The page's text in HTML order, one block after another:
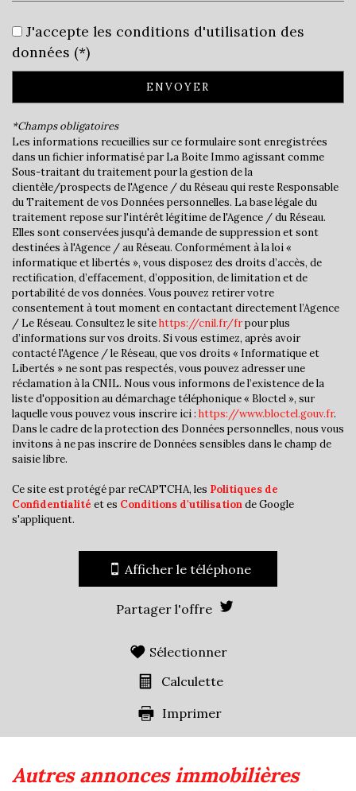
Collège
École maternelle
École primaire
Lycée
Bibliothèque
Bureau de poste
Mairie
Presse et Tabac
statistiques
Nombre d'habitants
2 793
Propriétaires (vs. locataires)
58,53 %
Taxe habitation
17,85 %
Taxe foncière
18,29 %
Habitants de moins de 25 ans
28,68 %
Habitants de plus de 55 ans
36,34 %
Nombre d'enfants par famille
Familles sans enfant
Familles avec 1 ou 2 enfants
Familles avec 3 enfants
J'accepte les conditions d'utilisation des
données (*)
ENVOYER
*Champs obligatoires
Les informations recueillies sur ce formulaire sont enregistrées
dans un fichier informatisé par La Boite Immo agissant comme
Sous-traitant du traitement pour la gestion de la
clientèle/prospects de l'Agence / du Réseau qui reste Responsable
du Traitement de vos Données personnelles. La base légale du
traitement repose sur l'intérêt légitime de l'Agence / du Réseau.
Elles sont conservées jusqu'à demande de suppression et sont
destinées à l'Agence / au Réseau. Conformément à la loi «
informatique et libertés », vous disposez des droits d’accès, de
rectification, d’effacement, d’opposition, de limitation et de
portabilité de vos données. Vous pouvez retirer votre
consentement à tout moment en contactant directement l’Agence
/ Le Réseau. Consultez le sitehttps://cnil.fr/frpour plus
d’informations sur vos droits. Si vous estimez, après avoir
contacté l'Agence / le Réseau, que vos droits « Informatique et
Libertés » ne sont pas respectés, vous pouvez adresser une
réclamation à la CNIL. Nous vous informons de l’existence de la
liste d'opposition au démarchage téléphonique « Bloctel », sur
laquelle vous pouvez vous inscrire ici : https://www.bloctel.gouv.fr.
Dans le cadre de la protection des Données personnelles, nous vous
invitons à ne pas inscrire de Données sensibles dans le champ de
saisie libre.
Ce site est protégé par reCAPTCHA, les Politiques de
Confidentialité et es Conditions d'utilisationde Google
s'appliquent.
Afficher le téléphone
Partager l'offre
Sélectionner
Calculette
Imprimer
autres annonces immobilières